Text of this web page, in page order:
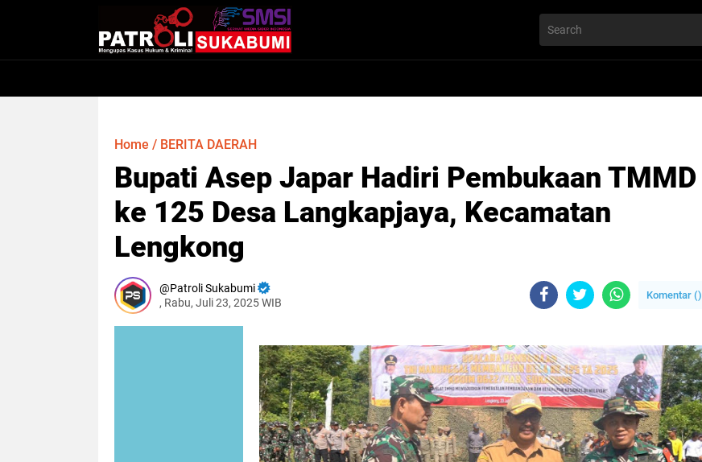
Home / BERITA DAERAH
Bupati Asep Japar Hadiri Pembukaan TMMD
ke 125 Desa Langkapjaya, Kecamatan
Lengkong
Patroli Sukabumi
, Rabu, Juli 23, 2025 WIB
Komentar ()